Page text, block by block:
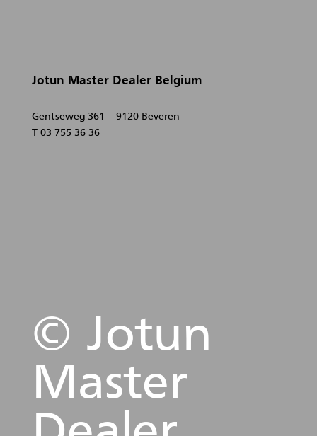
© Jotun
Master
Jotun Master Dealer Belgium
Gentseweg 361 – 9120 Beveren
T 03 755 36 36